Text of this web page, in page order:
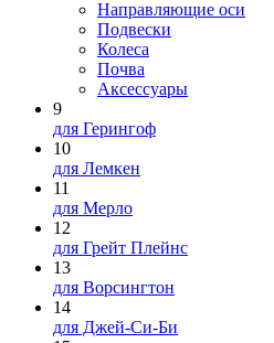
Направляющие оси
Подвески
Колеса
Почва
Аксессуары
9
для Герингоф
10
для Лемкен
11
для Мерло
12
для Грейт Плейнс
13
для Ворсингтон
14
для Джей-Си-Би